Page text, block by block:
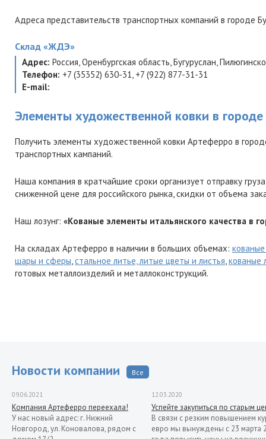
Адреса представительств транспортных компаний в городе
Склад «ЖДЭ»
Адрес: Россия,Оренбургская область,Бугуруслан,
Телефон: +7 (35352) 630-31, +7 (922) 877-31-31
E-mail:
Элементы художественной ковки в городе
Получить элементы художественной ковки Артеферро в
транспортных кампаний.
Наша компания в кратчайшие сроки организует отправку
сниженной цене для российского рынка, скидки от объема
Наш лозунг: «Кованые элементы итальянского качества в
На складах Артеферро в наличии в больших объемах:
шары и сферы,стальное литье, литые цветы и листья,кованые
готовых металлоизделий и металлоконструкций.
Новости компании Все
09.06.2021
Компания Артеферро переехала!
У нас новый адрес: г. Нижний
Новгород, ул. Коновалова, рядом с
12.03.2020
Успейте закупиться по старым
В связи с резким повышением
евро мы вынуждены с 23 марта